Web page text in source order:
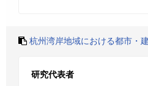
杭州湾岸地域における都市・
研究代表者